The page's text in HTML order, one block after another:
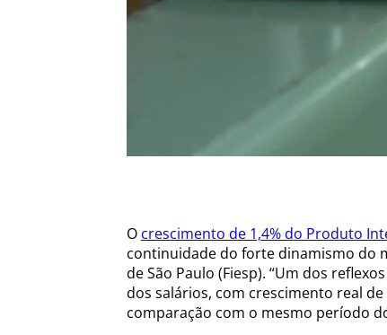
O crescimento de 1,4% do Produto
continuidade do forte dinamismo do
de São Paulo (Fiesp). “Um dos
dos salários, com crescimento real
comparação com o mesmo período